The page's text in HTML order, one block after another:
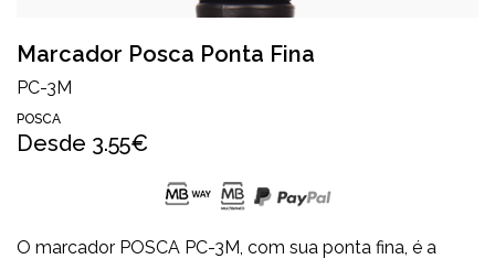
Marcador Posca Ponta Fina
PC-3M
POSCA
Desde 3.55€
O marcador POSCA PC-3M, com sua ponta fina, é a